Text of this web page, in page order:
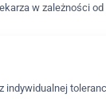
w zależności
indywidualnej